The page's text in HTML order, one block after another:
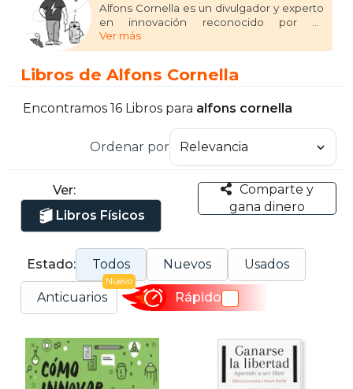
Alfons Cornella es un divulgador y experto
en innovación reconocido por su
capacidad para simplificar conceptos
complejos, como ciencia, tecnología y
centra en aportar criterio y modelar ideas
organizaciones a dinamizar equipos y
como "Cómo Innovar" (2019), "Cómo
comer cangrejo y no morir en el intento"
(2020) y "Educar humanos en un mundo de
líderes y empresas a adaptarse al cambio
con pensamiento estratégico.
Ver más
Libros de Alfons Cornella
Encontramos 16 Libros para alfons cornella
Ordenar por
Ver:
Libros Físicos
Comparte y
gana dinero
Estado: Todos Nuevos Usados
Anticuarios
Nuevo
Rápido